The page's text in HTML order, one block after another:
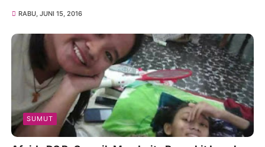
RABU, JUNI 15, 2016
SUMUT